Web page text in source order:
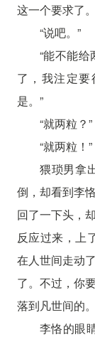
这一个要求了
“说吧。”
“能不能
了，我注定
是。”
“就两粒？”
“就两粒！”
猥琐男拿
倒，却看到李
回了一下头，
反应过来，上
在人世间走动
了。不过，你
落到凡世间的
李恪的眼